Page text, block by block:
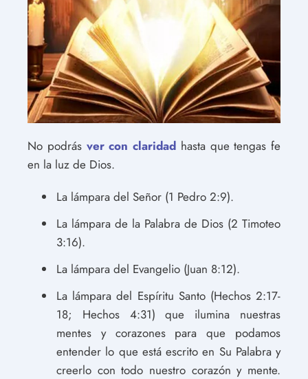
No podrás ver con claridad hasta que tengas fe
en la luz de Dios.
La lámpara del Señor (1 Pedro 2:9).
La lámpara de la Palabra de Dios (2 Timoteo
3:16).
La lámpara del Evangelio (Juan 8:12).
La lámpara del Espíritu Santo (Hechos 2:17-
18; Hechos 4:31) que ilumina nuestras
mentes y corazones para que podamos
entender lo que está escrito en Su Palabra y
creerlo con todo nuestro corazón y mente.